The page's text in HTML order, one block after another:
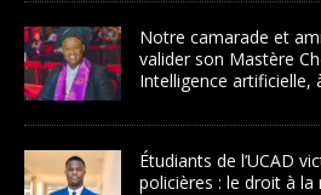
Notre camarade et
valider son Mastère
Intelligence artificielle,
Étudiants de l’UCAD
policières : le droit à la